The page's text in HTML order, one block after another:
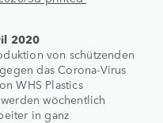
2020
von schützenden
das Corona-Virus
WHS Plastics
wöchentlich
in ganz